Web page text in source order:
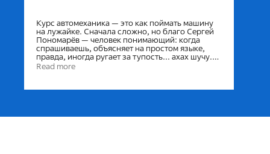
Курс автомеханика — это как поймать машину
на лужайке. Сначала сложно, но благо Сергей
Пономарёв — человек понимающий: когда
спрашиваешь, объясняет на простом языке,
правда, иногда ругает за тупость... ахах шучу.
Не, на самом деле очень полезный курс, я не
шоколадки, за что тоже респект 😄.
Read more